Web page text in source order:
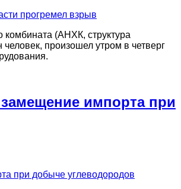
комбината (АНХК, структура
произошел утром в четверг
импорта при